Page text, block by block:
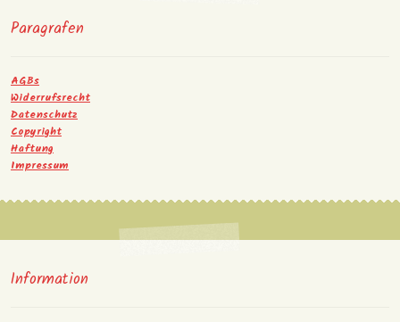
Paragrafen
AGBs
Widerrufsrecht
Datenschutz
Copyright
Haftung
Impressum
Information